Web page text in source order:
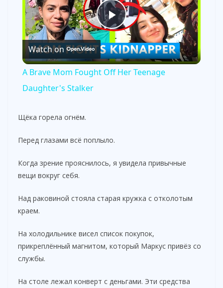
P
l
V
e
Watch on
A Brave Mom Fought Off Her Teenage
Daughter's Stalker
Щёка горела огнём.
Перед глазами всё поплыло.
Когда зрение прояснилось, я увидела привычные
вещи вокруг себя.
Над раковиной стояла старая кружка с отколотым
краем.
На холодильнике висел список покупок,
прикреплённый магнитом, который Маркус привёз со
службы.
На столе лежал конверт с деньгами. Эти средства